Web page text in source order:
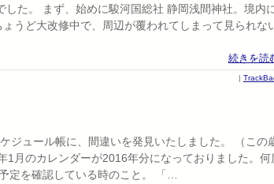
た。 まず、始めに駿河国総社 静岡浅間神社。境内
うど大改修中で、周辺が覆われてしまって見られな
続きを読
|
ジュール帳に、間違いを発見いたしました。 （この
月のカレンダーが2016年分になっておりました。何
定を確認している時のこと。 「…